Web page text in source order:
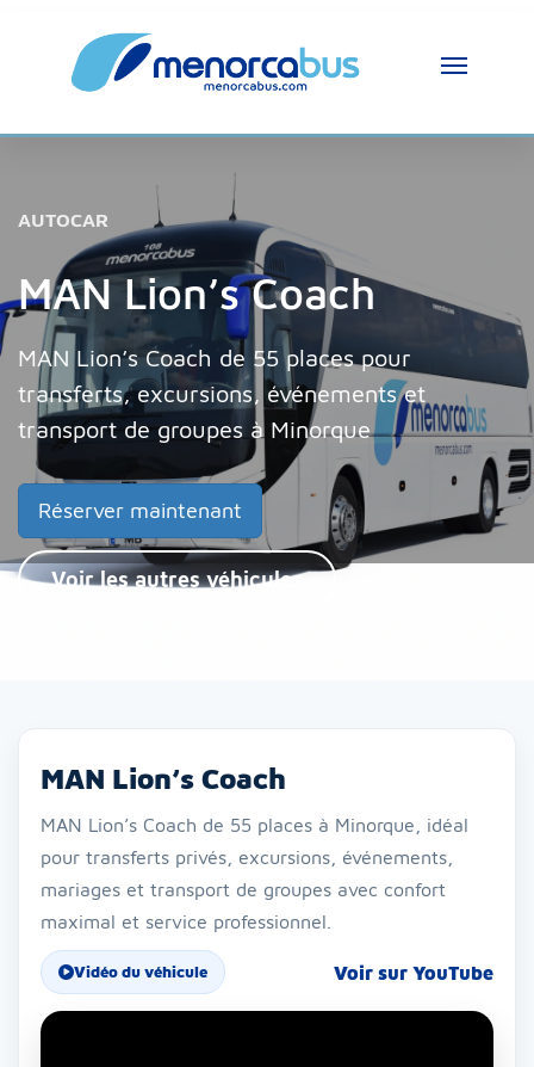
AUTOCAR
MAN Lion’s Coach
MAN Lion’s Coach de 55 places pour
transferts, excursions, événements et
transport de groupes à Minorque
Réserver maintenant
Voir les autres véhicules
MAN Lion’s Coach
MAN Lion’s Coach de 55 places à Minorque, idéal
pour transferts privés, excursions, événements,
mariages et transport de groupes avec confort
maximal et service professionnel.
Vidéo du véhicule Voir sur YouTube